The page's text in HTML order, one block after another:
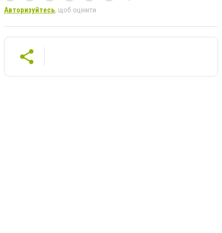
Авторизуйтесь, щоб оцінити